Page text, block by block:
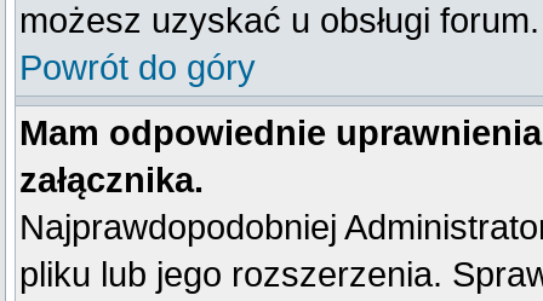
możesz uzyskać u obsługi forum.
Powrót do góry
Mam odpowiednie
załącznika.
Najprawdopodobniej
pliku lub jego rozszerzenia.